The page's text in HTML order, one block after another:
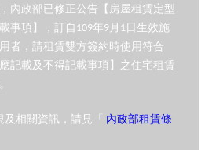
內政部已修正公告【房屋租賃定型
事項】，訂自109年9月1日生效施
者，請租賃雙方簽約時使用符合
記載及不得記載事項】之住宅租賃
相關資訊，請見「 內政部租賃條